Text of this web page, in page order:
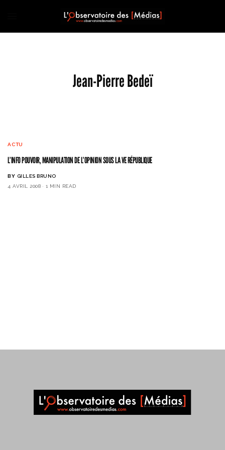
Jean-Pierre Bedeï
ACTU
L’INFO POUVOIR, MANIPULATION DE L’OPINION SOUS LA VE RÉPUBLIQUE
BY GILLES BRUNO
4 AVRIL 2008
1 MIN READ